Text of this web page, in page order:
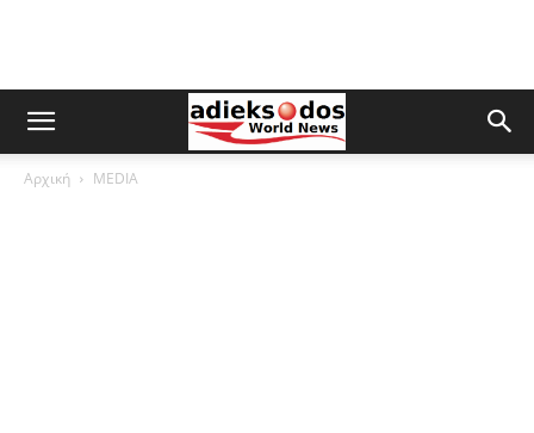
Αρχική MEDIA